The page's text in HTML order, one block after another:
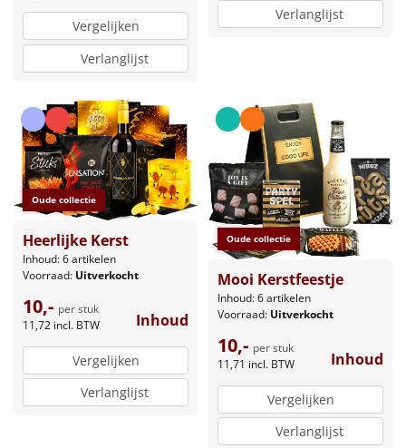
Vergelijken
Verlanglijst
Verlanglijst
Oude collectie
Heerlijke Kerst
Inhoud: 6 artikelen
Voorraad: Uitverkocht
10,- per stuk
11,72 incl. BTW Inhoud
Vergelijken
Verlanglijst
Oude collectie
Mooi Kerstfeestje
Inhoud: 6 artikelen
Voorraad: Uitverkocht
10,- per stuk
11,71 incl. BTW Inhoud
Vergelijken
Verlanglijst